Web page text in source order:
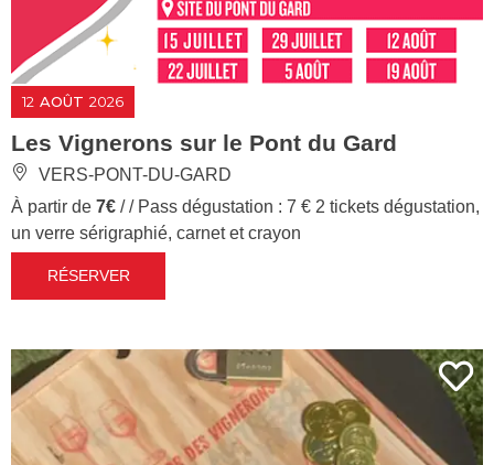
12 AOÛT 2026
Les Vignerons sur le Pont du Gard
VERS-PONT-DU-GARD
À partir de 7€ / / Pass dégustation : 7 € 2 tickets dégustation,
un verre sérigraphié, carnet et crayon
RÉSERVER